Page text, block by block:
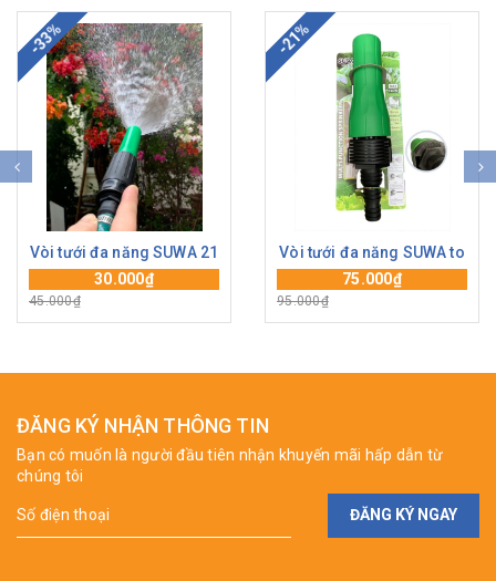
-33%
Vòi tưới đa năng SUWA 21
30.000₫
45.000₫
-21%
Vòi tưới đa năng SUWA to
75.000₫
95.000₫
ĐĂNG KÝ NHẬN THÔNG TIN
Bạn có muốn là người đầu tiên nhận khuyến mãi hấp dẫn từ
chúng tôi
ĐĂNG KÝ NGAY